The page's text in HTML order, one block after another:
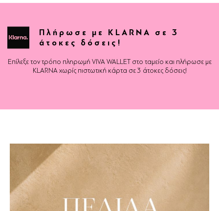
Πλήρωσε με KLARNA σε 3
άτοκες δόσεις!
Επίλεξε τον τρόπο πληρωμή VIVA WALLET στο ταμείο και πλήρωσε με
KLARNA χωρίς πιστωτική κάρτα σε 3 άτοκες δόσεις!